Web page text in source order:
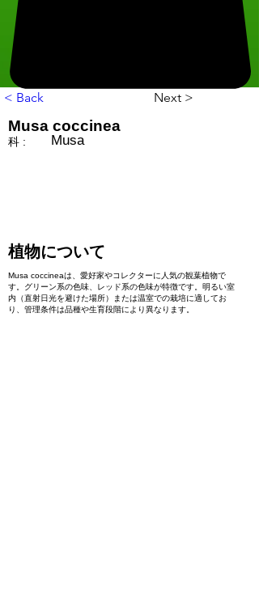
< Back Next >
Musa coccinea
科 : Musa
植物について
Musa coccineaは、愛好家やコレクターに人気の観葉植物で
す。グリーン系の色味、レッド系の色味が特徴です。明るい室
内（直射日光を避けた場所）または温室での栽培に適してお
り、管理条件は品種や生育段階により異なります。